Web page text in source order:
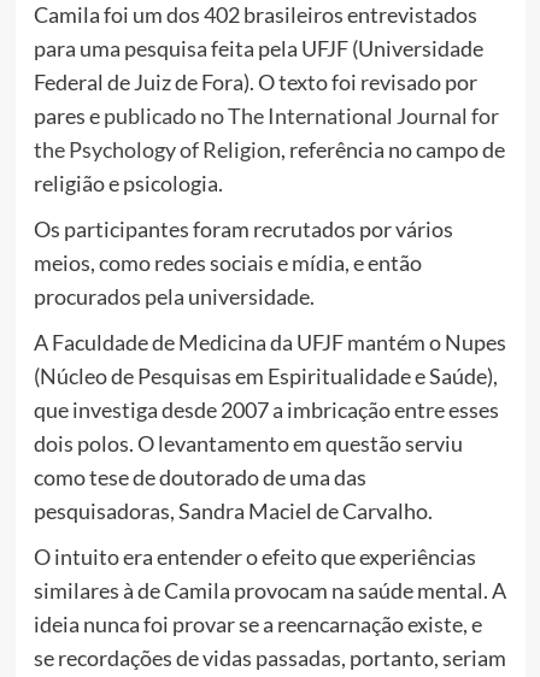
Camila foi um dos 402 brasileiros entrevistados
para uma pesquisa feita pela UFJF (Universidade
Federal de Juiz de Fora). O texto foi revisado por
pares epublicado no The International Journal for
the Psychology of Religion, referência no campo de
religião e psicologia.
Os participantes foram recrutados por vários
meios, como redes sociais e mídia, e então
procurados pela universidade.
A Faculdade de Medicina da UFJF mantém o Nupes
(Núcleo de Pesquisas em Espiritualidade e Saúde),
que investiga desde 2007 a imbricação entre esses
dois polos. O levantamento em questão serviu
como tese de doutorado de uma das
pesquisadoras, Sandra Maciel de Carvalho.
O intuito era entender o efeito que experiências
similares à de Camila provocam na saúde mental. A
ideia nunca foi provar se a reencarnação existe, e
se recordações de vidas passadas, portanto, seriam